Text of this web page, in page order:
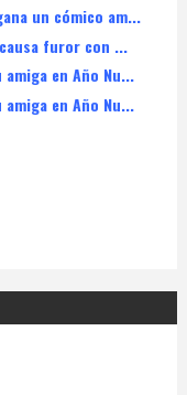
un cómico am...
furor con ...
en Año Nu...
en Año Nu...